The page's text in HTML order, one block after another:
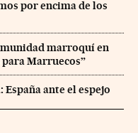
por encima de los
marroquí en
para Marruecos”
ante el espejo